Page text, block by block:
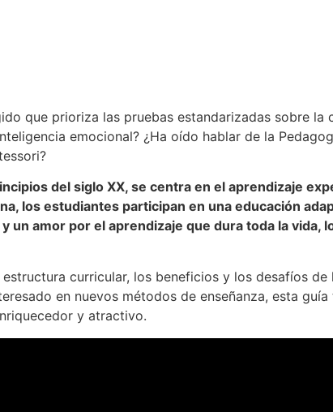
que prioriza las pruebas estandarizadas sobre
emocional? ¿Ha oído hablar de la
del siglo XX, se centra en el aprendizaje
los estudiantes participan en una educación
un amor por el aprendizaje que dura toda la
curricular, los beneficios y los desafíos
en nuevos métodos de enseñanza, esta
y atractivo.